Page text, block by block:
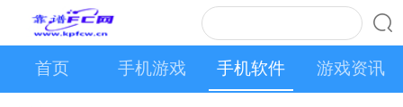
首页 手机游戏 手机软件 游戏资讯